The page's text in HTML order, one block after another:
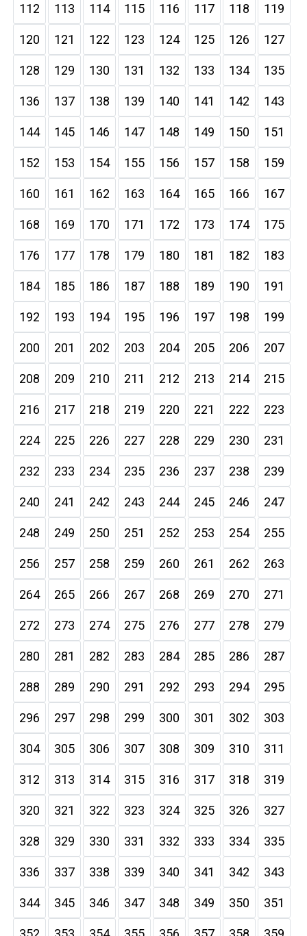
112 113 114 115 116 117 118 119
120 121 122 123 124 125 126 127
128 129 130 131 132 133 134 135
136 137 138 139 140 141 142 143
144 145 146 147 148 149 150 151
152 153 154 155 156 157 158 159
160 161 162 163 164 165 166 167
168 169 170 171 172 173 174 175
176 177 178 179 180 181 182 183
184 185 186 187 188 189 190 191
192 193 194 195 196 197 198 199
200 201 202 203 204 205 206 207
208 209 210 211 212 213 214 215
216 217 218 219 220 221 222 223
224 225 226 227 228 229 230 231
232 233 234 235 236 237 238 239
240 241 242 243 244 245 246 247
248 249 250 251 252 253 254 255
256 257 258 259 260 261 262 263
264 265 266 267 268 269 270 271
272 273 274 275 276 277 278 279
280 281 282 283 284 285 286 287
288 289 290 291 292 293 294 295
296 297 298 299 300 301 302 303
304 305 306 307 308 309 310 311
312 313 314 315 316 317 318 319
320 321 322 323 324 325 326 327
328 329 330 331 332 333 334 335
336 337 338 339 340 341 342 343
344 345 346 347 348 349 350 351